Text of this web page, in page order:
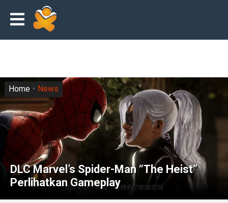
DLC Marvel’s Spider-Man “The Heist”
Perlihatkan Gameplay
Home News